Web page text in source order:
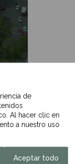
de
Al hacer clic en
a nuestro uso
Aceptar todo
la
y